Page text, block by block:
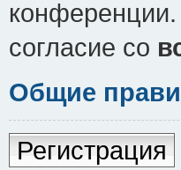
согласие со
Общие
Регистрация